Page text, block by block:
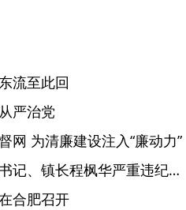
流至此回
严治党
网 为清廉建设注入“廉动力”
绩溪县长安镇原党委副书记、镇长程枫华严重违纪违法被开除党籍和公职
合肥召开